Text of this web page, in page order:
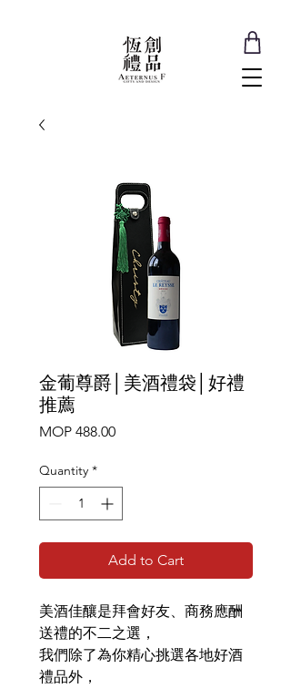
金葡尊爵│美酒禮袋│好禮
推薦
MOP 488.00Price
Quantity *
Add to Cart
美酒佳釀是拜會好友、商務應酬
送禮的不二之選，
我們除了為你精心挑選各地好酒
禮品外，